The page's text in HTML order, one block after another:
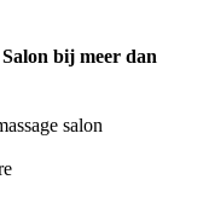
bij meer dan
salon